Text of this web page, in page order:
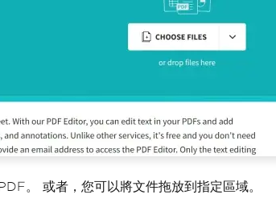
。 或者，您可以將文件拖放到指定區域。